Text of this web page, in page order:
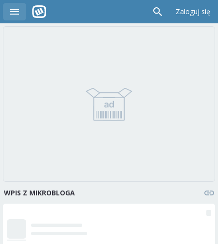
Zaloguj się
WPIS Z MIKROBLOGA